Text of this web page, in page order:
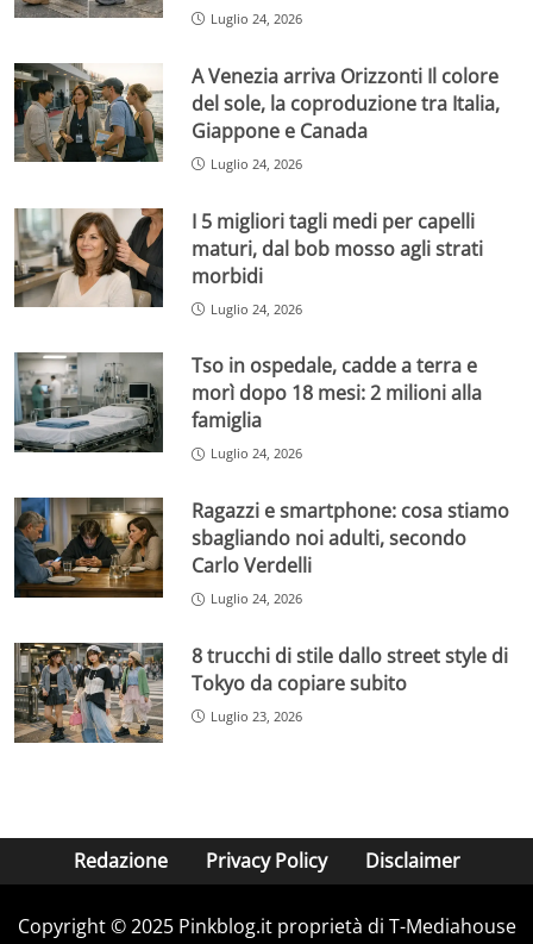
Luglio 24, 2026
A Venezia arriva Orizzonti Il colore
del sole, la coproduzione tra Italia,
Giappone e Canada
Luglio 24, 2026
I 5 migliori tagli medi per capelli
maturi, dal bob mosso agli strati
morbidi
Luglio 24, 2026
Tso in ospedale, cadde a terra e
morì dopo 18 mesi: 2 milioni alla
famiglia
Luglio 24, 2026
Ragazzi e smartphone: cosa stiamo
sbagliando noi adulti, secondo
Carlo Verdelli
Luglio 24, 2026
8 trucchi di stile dallo street style di
Tokyo da copiare subito
Luglio 23, 2026
Redazione Privacy Policy Disclaimer
Copyright © 2025 Pinkblog.it proprietà di T-Mediahouse